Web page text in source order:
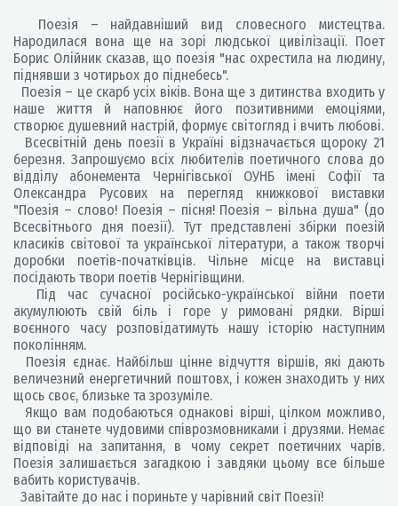
Поезія – найдавніший вид словесного мистецтва.
Народилася вона ще на зорі людської цивілізації. Поет
Борис Олійник сказав, що поезія "нас охрестила на людину,
піднявши з чотирьох до піднебесь".
Поезія – це скарб усіх віків. Вона ще з дитинства входить у
наше життя й наповнює його позитивними емоціями,
створює душевний настрій, формує світогляд і вчить любові.
Всесвітній день поезії в Україні відзначається щороку 21
березня. Запрошуємо всіх любителів поетичного слова до
відділу абонемента Чернігівської ОУНБ імені Софії та
Олександра Русових на перегляд книжкової виставки
"Поезія – слово! Поезія – пісня! Поезія – вільна душа" (до
Всесвітнього дня поезії). Тут представлені збірки поезій
класиків світової та української літератури, а також творчі
доробки поетів-початківців. Чільне місце на виставці
посідають твори поетів Чернігівщини.
Під час сучасної російсько-української війни поети
акумулюють свій біль і горе у римовані рядки. Вірші
воєнного часу розповідатимуть нашу історію наступним
поколінням.
Поезія єднає. Найбільш цінне відчуття віршів, які дають
величезний енергетичний поштовх, і кожен знаходить у них
щось своє, близьке та зрозуміле.
Якщо вам подобаються однакові вірші, цілком можливо,
що ви станете чудовими співрозмовниками і друзями. Немає
відповіді на запитання, в чому секрет поетичних чарів.
Поезія залишається загадкою і завдяки цьому все більше
вабить користувачів.
Завітайте до нас і пориньте у чарівний світ Поезії!